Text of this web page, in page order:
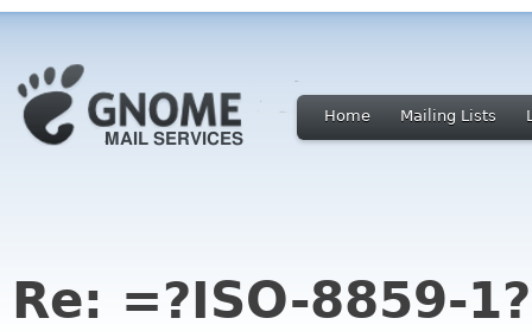
Home Mailing Lists
Re: =?ISO-8859-